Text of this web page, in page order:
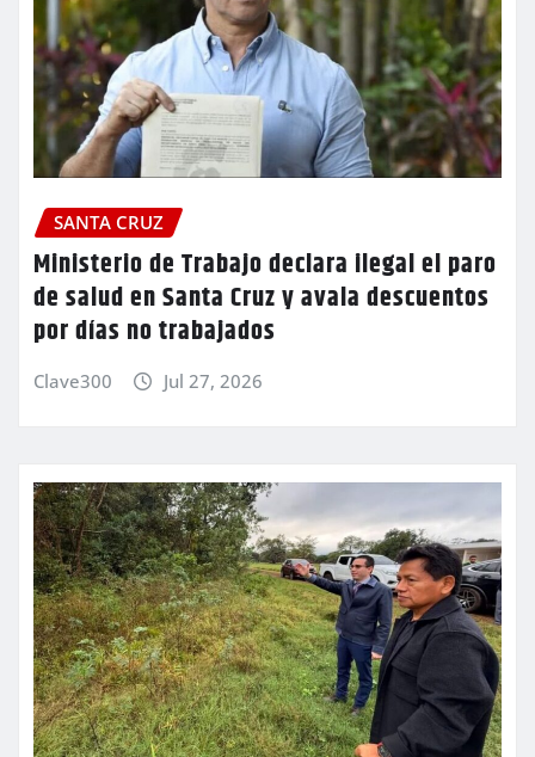
SANTA CRUZ
Ministerio de Trabajo declara ilegal el paro
de salud en Santa Cruz y avala descuentos
por días no trabajados
Clave300 Jul 27, 2026